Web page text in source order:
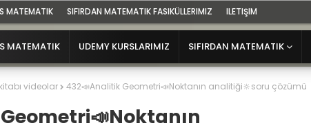
MATEMATIK SIFIRDAN MATEMATIK FASIKÜLLERIMIZ ILETIŞIM
MATEMATIK UDEMY KURSLARIMIZ SIFIRDAN MATEMATIK
videolar 432📣Analitik Geometri📣Noktanın analitiği🔆soru çözümü